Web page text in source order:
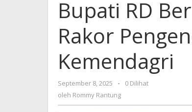
Wabup
Vasung
Ikut
Rakor
Pengendalian
Inflasi
Bersama
Kemendagri
Bupati RD
Rakor
Kemendagri
September 8, 2025
oleh
Rommy
Rantung
-
0 Dilihat
oleh Rommy Rantung